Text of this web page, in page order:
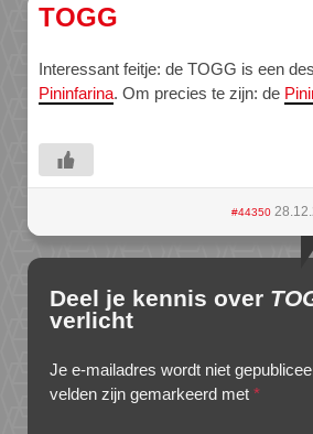
TOGG
Interessant feitje: de TOGG is een
Pininfarina. Om precies te zijn: de
#44350
Deel je kennis over
verlicht
Je e-mailadres wordt niet
velden zijn gemarkeerd met *